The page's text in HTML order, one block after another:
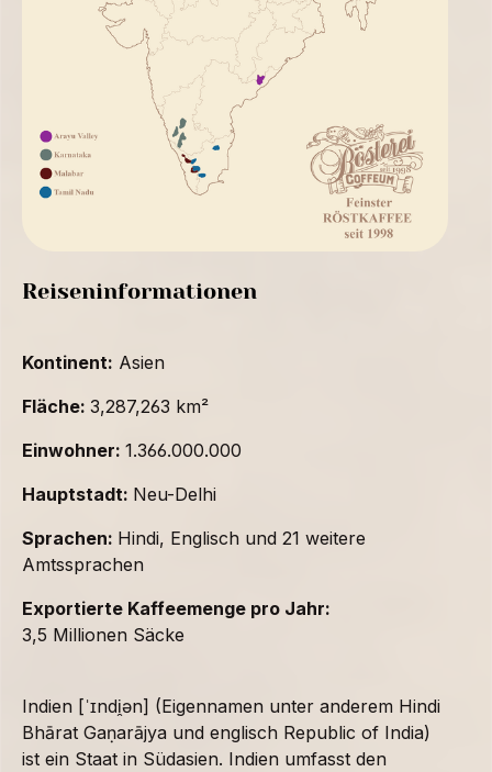
Reiseninformationen
Kontinent: Asien
Fläche: 3,287,263 km²
Einwohner: 1.366.000.000
Hauptstadt: Neu-Delhi
Sprachen: Hindi, Englisch und 21 weitere
Amtssprachen
Exportierte Kaffeemenge pro Jahr:
3,5 Millionen Säcke
Indien [ˈɪndi̯ən] (Eigennamen unter anderem Hindi
Bhārat Gaṇarājya und englisch Republic of India)
ist ein Staat in Südasien. Indien umfasst den